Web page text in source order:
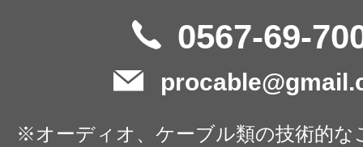
0567-69-
※オーディオ、ケーブル類の技術的な